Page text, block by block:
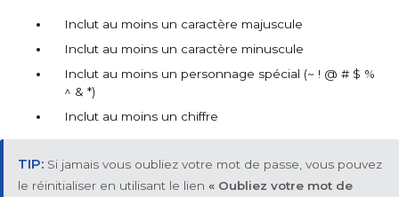
Inclut au moins un caractère majuscule
Inclut au moins un caractère minuscule
Inclut au moins un personnage spécial (~ ! @ # $ %
^ & *)
Inclut au moins un chiffre
Si jamais vous oubliez votre mot de passe, vous pouvez
le réinitialiser en utilisant le lien « Oubliez votre mot de